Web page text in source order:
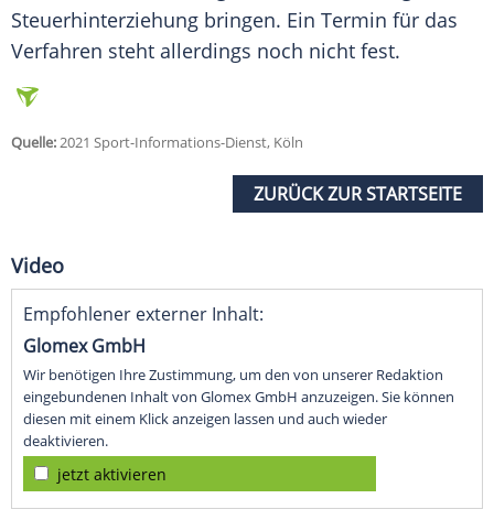
Steuerhinterziehung bringen. Ein Termin für das
Verfahren steht allerdings noch nicht fest.
Quelle:2021 Sport-Informations-Dienst, Köln
ZURÜCK ZUR STARTSEITE
Video
Empfohlener externer Inhalt:
Glomex GmbH
Wir benötigen Ihre Zustimmung, um den von unserer Redaktion
eingebundenen Inhalt von Glomex GmbH anzuzeigen. Sie können
diesen mit einem Klick anzeigen lassen und auch wieder
deaktivieren.
jetzt aktivieren